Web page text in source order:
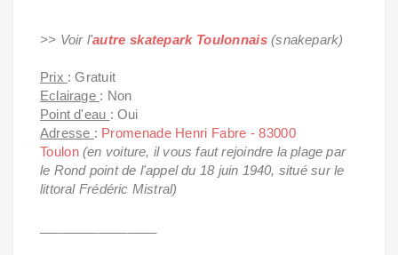
>> Voir l'autre skatepark Toulonnais(snakepark)
Prix : Gratuit
Eclairage : Non
Point d'eau : Oui
Adresse : Promenade Henri Fabre - 83000
Toulon (en voiture, il vous faut rejoindre la plage par
le Rond point de l'appel du 18 juin 1940, situé sur le
littoral Frédéric Mistral)